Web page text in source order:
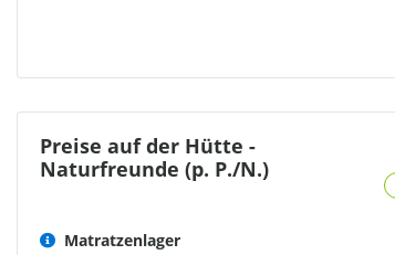
Preise auf der Hütte -
Naturfreunde (p. P./N.)
Matratzenlager